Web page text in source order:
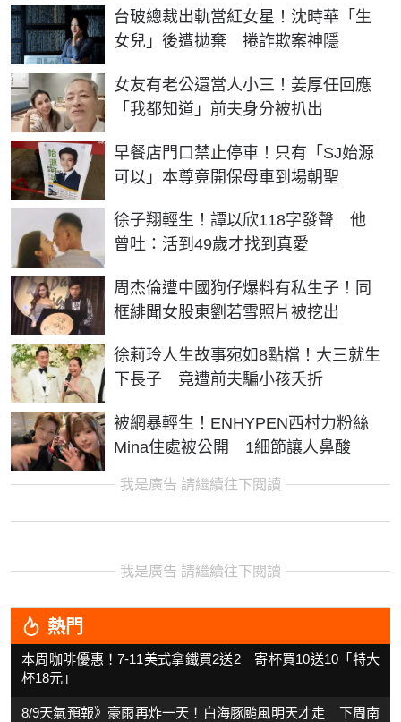
台玻總裁出軌當紅女星！沈時華「生
女兒」後遭拋棄 捲詐欺案神隱
女友有老公還當人小三！姜厚任回應
「我都知道」前夫身分被扒出
早餐店門口禁止停車！只有「SJ始源
可以」本尊竟開保母車到場朝聖
徐子翔輕生！譚以欣118字發聲 他
曾吐：活到49歲才找到真愛
周杰倫遭中國狗仔爆料有私生子！同
框緋聞女股東劉若雪照片被挖出
徐莉玲人生故事宛如8點檔！大三就生
下長子 竟遭前夫騙小孩夭折
被網暴輕生！ENHYPEN西村力粉絲
Mina住處被公開 1細節讓人鼻酸
我是廣告 請繼續往下閱讀
我是廣告 請繼續往下閱讀
熱門
本周咖啡優惠！7-11美式拿鐵買2送2 寄杯買10送10「特大
杯18元」
8/9天氣預報》豪雨再炸一天！白海豚颱風明天才走 下周南